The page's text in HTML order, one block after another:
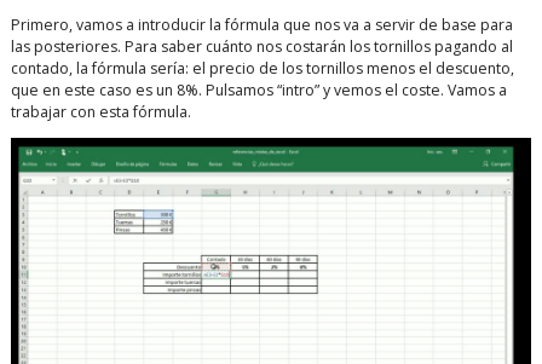
Primero, vamos a introducir la fórmula que nos va a servir de base para
las posteriores. Para saber cuánto nos costarán los tornillos pagando al
contado, la fórmula sería: el precio de los tornillos menos el descuento,
que en este caso es un 8%. Pulsamos “intro” y vemos el coste. Vamos a
trabajar con esta fórmula.